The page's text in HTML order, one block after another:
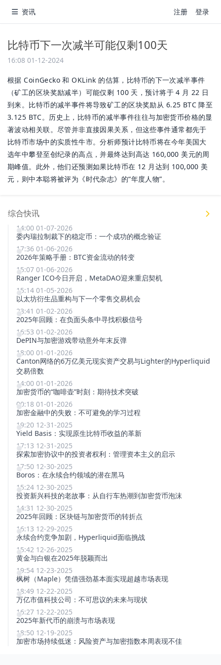
资讯 注册 登录
比特币下一次减半可能仅剩100天
16:08 01-12-2024
根据 CoinGecko 和 OKLink 的估算，比特币的下一次减半事件
（矿工的区块奖励减半）可能仅剩 100 天，预计将于 4 月 22 日
到来。比特币的减半事件将导致矿工的区块奖励从 6.25 BTC 降至
3.125 BTC。历史上，比特币的减半事件往往与加密货币价格的显
著波动相关联。尽管并非直接因果关系，但这些事件通常都先于
比特币市场中的实质性牛市。分析师预计比特币将在今年美国大
选年中攀登至创纪录的高点，并最终达到高达 160,000 美元的周
期峰值。此外，他们还预测如果比特币在 12 月达到 100,000 美
元，则中本聪将被评为《时代杂志》的“年度人物”。
综合快讯
14:00 01-07-2026
委内瑞拉制裁下的稳定币：一个成功的概念验证
17:36 01-06-2026
2026年策略手册：BTC资金流动的转变
15:07 01-06-2026
Ranger ICO今日开启，MetaDAO迎来重启契机
15:14 01-05-2026
以太坊衍生品重构与下一个零售交易机会
23:41 01-02-2026
2025年回顾：在负面头条中寻找积极信号
16:53 01-02-2026
DePIN与加密游戏带动意外年末反弹
18:00 01-01-2026
Canton网络的6万亿美元现实资产交易与Lighter的Hyperliquid
交易倍数
14:00 01-01-2026
加密货币的“咖啡壶”时刻：期待技术突破
00:18 01-01-2026
加密金融中的失败：不可避免的学习过程
19:20 12-31-2025
Yield Basis：实现原生比特币收益的革新
17:13 12-31-2025
探索加密协议中的投资者权利：管理资本主义的启示
17:50 12-30-2025
Boros：在永续合约领域的潜在黑马
15:24 12-30-2025
投资新兴科技的老故事：从自行车热潮到加密货币泡沫
14:31 12-30-2025
2025年回顾：区块链与加密货币的转折点
16:13 12-29-2025
永续合约竞争加剧，Hyperliquid面临挑战
15:42 12-26-2025
黄金与白银在2025年脱颖而出
19:54 12-23-2025
枫树（Maple）凭借强劲基本面实现超越市场表现
18:49 12-22-2025
万亿市值科技公司：不可思议的未来与现状
16:27 12-22-2025
2025年新代币的崩溃与市场表现
18:50 12-19-2025
加密市场持续低迷：风险资产与加密指数本周表现不佳